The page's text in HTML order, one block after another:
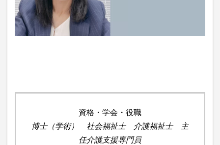
資格・学会・役職
博士（学術） 社会福祉士 介護福祉士 主
任介護支援専門員